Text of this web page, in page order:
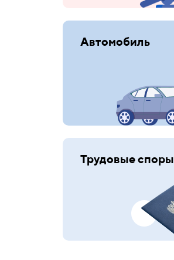
Автомобиль
Трудовые споры